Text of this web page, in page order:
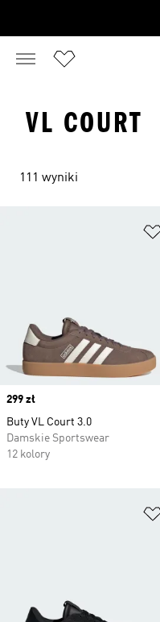
VL COURT
111 wyniki
Price
299 zł
Buty VL Court 3.0
Damskie Sportswear
12 kolory